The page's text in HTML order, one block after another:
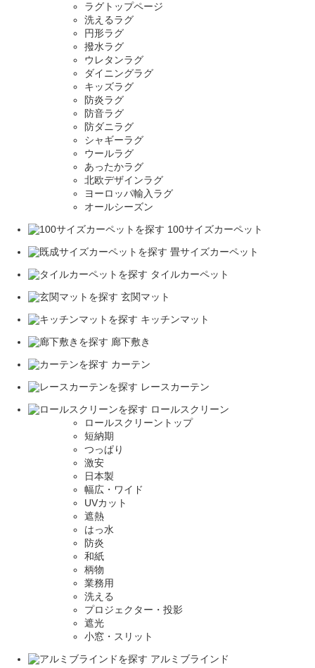
ラグトップページ
洗えるラグ
円形ラグ
撥水ラグ
ウレタンラグ
ダイニングラグ
キッズラグ
防炎ラグ
防音ラグ
防ダニラグ
シャギーラグ
ウールラグ
あったかラグ
北欧デザインラグ
ヨーロッパ輸入ラグ
オールシーズン
100サイズカーペット
畳サイズカーペット
タイルカーペット
玄関マット
キッチンマット
廊下敷き
カーテン
レースカーテン
ロールスクリーン
ロールスクリーントップ
短納期
つっぱり
激安
日本製
幅広・ワイド
UVカット
遮熱
はっ水
防炎
和紙
柄物
業務用
洗える
プロジェクター・投影
遮光
小窓・スリット
アルミブラインド